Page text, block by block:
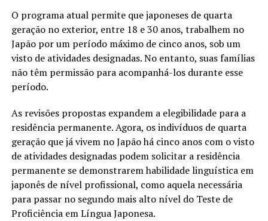
O programa atual permite que japoneses de quarta
geração no exterior, entre 18 e 30 anos, trabalhem no
Japão por um período máximo de cinco anos, sob um
visto de atividades designadas. No entanto, suas famílias
não têm permissão para acompanhá-los durante esse
período.
As revisões propostas expandem a elegibilidade para a
residência permanente. Agora, os indivíduos de quarta
geração que já vivem no Japão há cinco anos com o visto
de atividades designadas podem solicitar a residência
permanente se demonstrarem habilidade linguística em
japonês de nível profissional, como aquela necessária
para passar no segundo mais alto nível do Teste de
Proficiência em Língua Japonesa.